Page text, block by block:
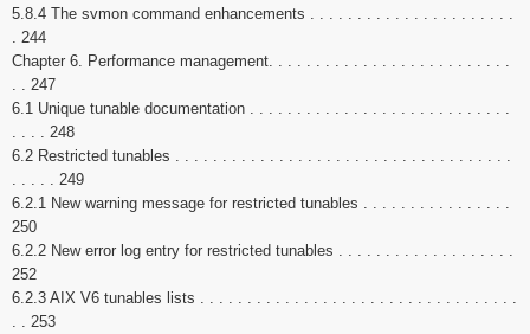
5.8.4 The svmon command enhancements . . . . . . . . . . . . . . . . . . . . . .
. 244
Chapter 6. Performance management. . . . . . . . . . . . . . . . . . . . . . . . . .
. . 247
6.1 Unique tunable documentation . . . . . . . . . . . . . . . . . . . . . . . . . . . .
. . . . 248
6.2 Restricted tunables . . . . . . . . . . . . . . . . . . . . . . . . . . . . . . . . . . . .
. . . . . 249
6.2.1 New warning message for restricted tunables . . . . . . . . . . . . . . . .
250
6.2.2 New error log entry for restricted tunables . . . . . . . . . . . . . . . . . . .
252
6.2.3 AIX V6 tunables lists . . . . . . . . . . . . . . . . . . . . . . . . . . . . . . . . . .
. . 253